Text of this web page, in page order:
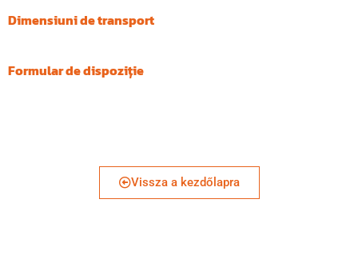
Dimensiuni de transport
Formular de dispoziție
Vissza a kezdőlapra